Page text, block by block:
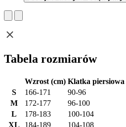
Tabela rozmiarów
Wzrost (cm) Klatka piersiowa
S
166-171 90-96
M
172-177 96-100
L
178-183 100-104
XL
184-189 104-108